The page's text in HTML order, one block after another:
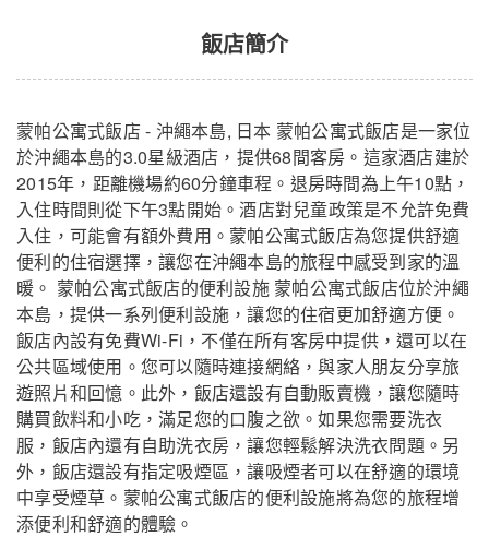
飯店簡介
蒙帕公寓式飯店 - 沖繩本島, 日本 蒙帕公寓式飯店是一家位
於沖繩本島的3.0星級酒店，提供68間客房。這家酒店建於
2015年，距離機場約60分鐘車程。退房時間為上午10點，
入住時間則從下午3點開始。酒店對兒童政策是不允許免費
入住，可能會有額外費用。蒙帕公寓式飯店為您提供舒適
便利的住宿選擇，讓您在沖繩本島的旅程中感受到家的溫
暖。 蒙帕公寓式飯店的便利設施 蒙帕公寓式飯店位於沖繩
本島，提供一系列便利設施，讓您的住宿更加舒適方便。
飯店內設有免費Wi-Fi，不僅在所有客房中提供，還可以在
公共區域使用。您可以隨時連接網絡，與家人朋友分享旅
遊照片和回憶。此外，飯店還設有自動販賣機，讓您隨時
購買飲料和小吃，滿足您的口腹之欲。如果您需要洗衣
服，飯店內還有自助洗衣房，讓您輕鬆解決洗衣問題。另
外，飯店還設有指定吸煙區，讓吸煙者可以在舒適的環境
中享受煙草。蒙帕公寓式飯店的便利設施將為您的旅程增
添便利和舒適的體驗。
蒙帕公寓酒店 關閉